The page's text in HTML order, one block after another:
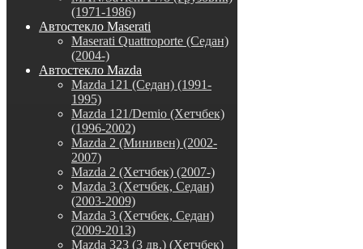
(1971-1986)
Автостекло Maserati
Maserati Quattroporte (Седан)
(2004-)
Автостекло Mazda
Mazda 121 (Седан) (1991-
1995)
Mazda 121/Demio (Хетчбек)
(1996-2002)
Mazda 2 (Минивен) (2002-
2007)
Mazda 2 (Хетчбек) (2007-)
Mazda 3 (Хетчбек, Седан)
(2003-2009)
Mazda 3 (Хетчбек, Седан)
(2009-2013)
Mazda 323 (3 дв.) (Хетчбек)